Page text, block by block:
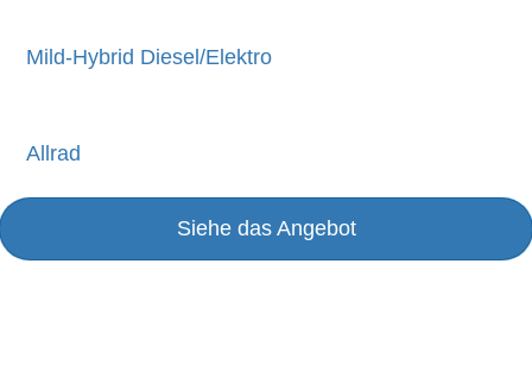
Mild-Hybrid Diesel/Elektro
Allrad
Siehe das Angebot